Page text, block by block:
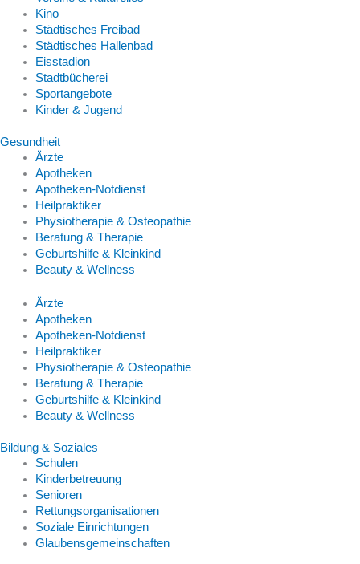
Kino
Städtisches Freibad
Städtisches Hallenbad
Eisstadion
Stadtbücherei
Sportangebote
Kinder & Jugend
Gesundheit
Ärzte
Apotheken
Apotheken-Notdienst
Heilpraktiker
Physiotherapie & Osteopathie
Beratung & Therapie
Geburtshilfe & Kleinkind
Beauty & Wellness
Ärzte
Apotheken
Apotheken-Notdienst
Heilpraktiker
Physiotherapie & Osteopathie
Beratung & Therapie
Geburtshilfe & Kleinkind
Beauty & Wellness
Bildung & Soziales
Schulen
Kinderbetreuung
Senioren
Rettungsorganisationen
Soziale Einrichtungen
Glaubensgemeinschaften